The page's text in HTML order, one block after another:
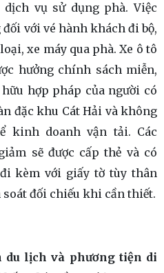
vụ sử dụng phà. Việc
với vé hành khách đi bộ,
xe máy qua phà. Xe ô tô
hưởng chính sách miễn,
hợp pháp của người có
đặc khu Cát Hải và không
kinh doanh vận tải. Các
sẽ được cấp thẻ và có
kèm với giấy tờ tùy thân
đối chiếu khi cần thiết.
du lịch và phương tiện di